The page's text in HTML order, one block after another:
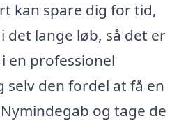
kan spare dig for tid,
det lange løb, så det er
en professionel
selv den fordel at få en
og tage de